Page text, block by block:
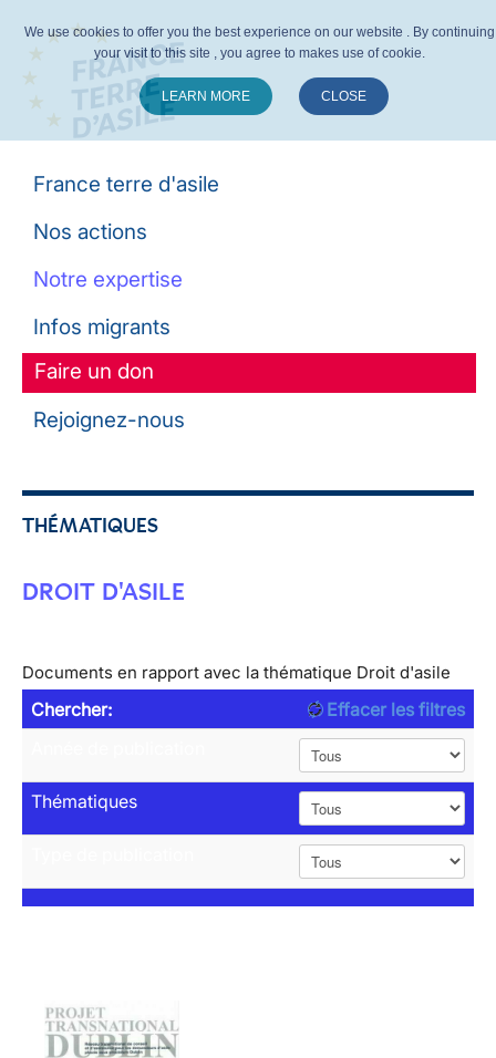
France terre d'asile
Nos actions
Notre expertise
Infos migrants
Faire un don
Rejoignez-nous
THÉMATIQUES
DROIT D'ASILE
Documents en rapport avec la thématique Droit d'asile
Chercher:
Effacer les filtres
Thématiques
We use cookies to offer you the best experience on our website . By continuing
your visit to this site , you agree to makes use of cookie.
LEARN MORE CLOSE